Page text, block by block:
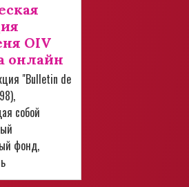
OIV
онлайн
"Bulletin de
собой
фонд,